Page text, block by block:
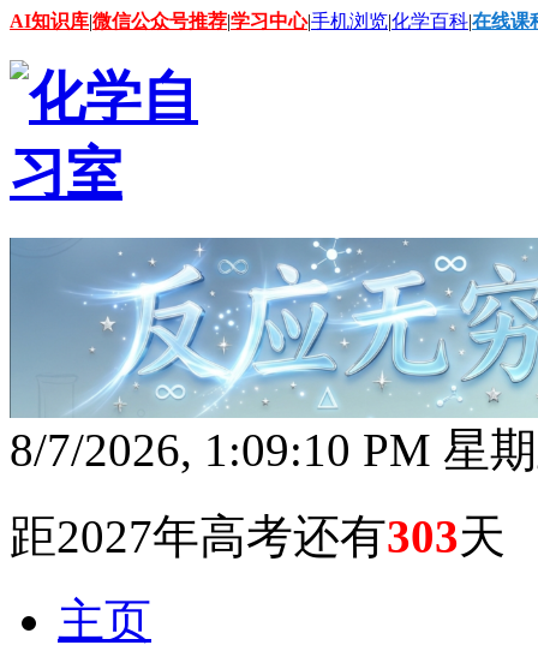
AI知识库|微信公众号推荐|学习中心|手机浏览|化学百科|在线课
8/7/2026, 1:09:11 PM 星
距2027年高考还有303天
主页